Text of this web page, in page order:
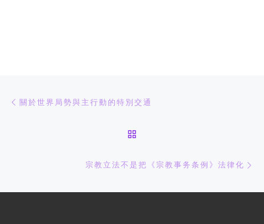
文章导航
關於世界局勢與主行動的特別交通
宗教立法不是把《宗教事务条例》法律化